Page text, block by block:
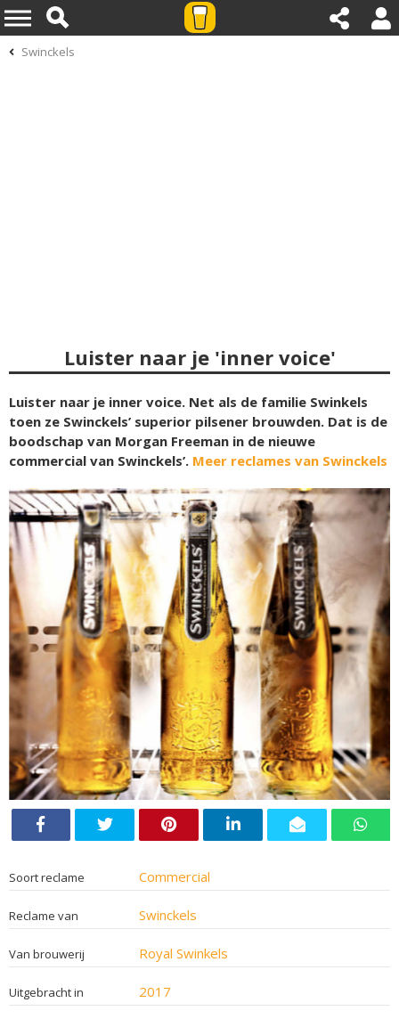
Swinckels
Luister naar je 'inner voice'
Luister naar je inner voice. Net als de familie Swinkels
toen ze Swinckels’ superior pilsener brouwden. Dat is de
boodschap van Morgan Freeman in de nieuwe
commercial van Swinckels’. Meer reclames van Swinckels
Soort reclame Commercial
Reclame van Swinckels
Van brouwerij Royal Swinkels
Uitgebracht in 2017